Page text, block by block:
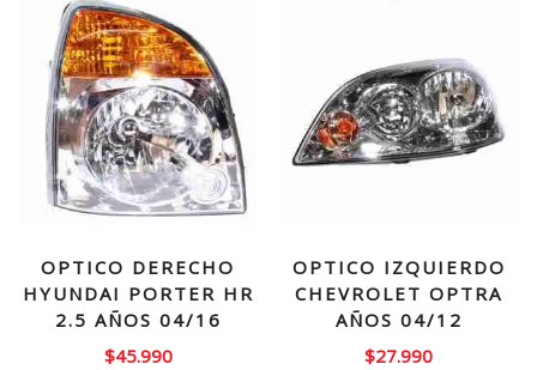
$160.000.
OPTICO DERECHO
HYUNDAI PORTER HR
2.5 AÑOS 04/16
$45.990
OPTICO IZQUIERDO
CHEVROLET OPTRA
AÑOS 04/12
$27.990